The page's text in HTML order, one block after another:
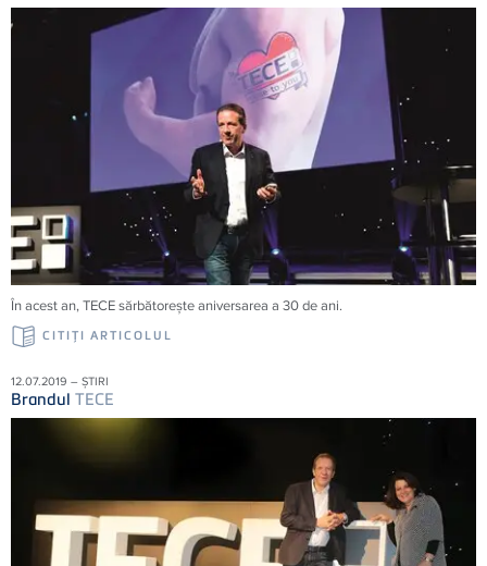
În acest an, TECE sărbătoreşte aniversarea a 30 de ani.
CITIŢI ARTICOLUL
12.07.2019 – ȘTIRI
Brandul TECE